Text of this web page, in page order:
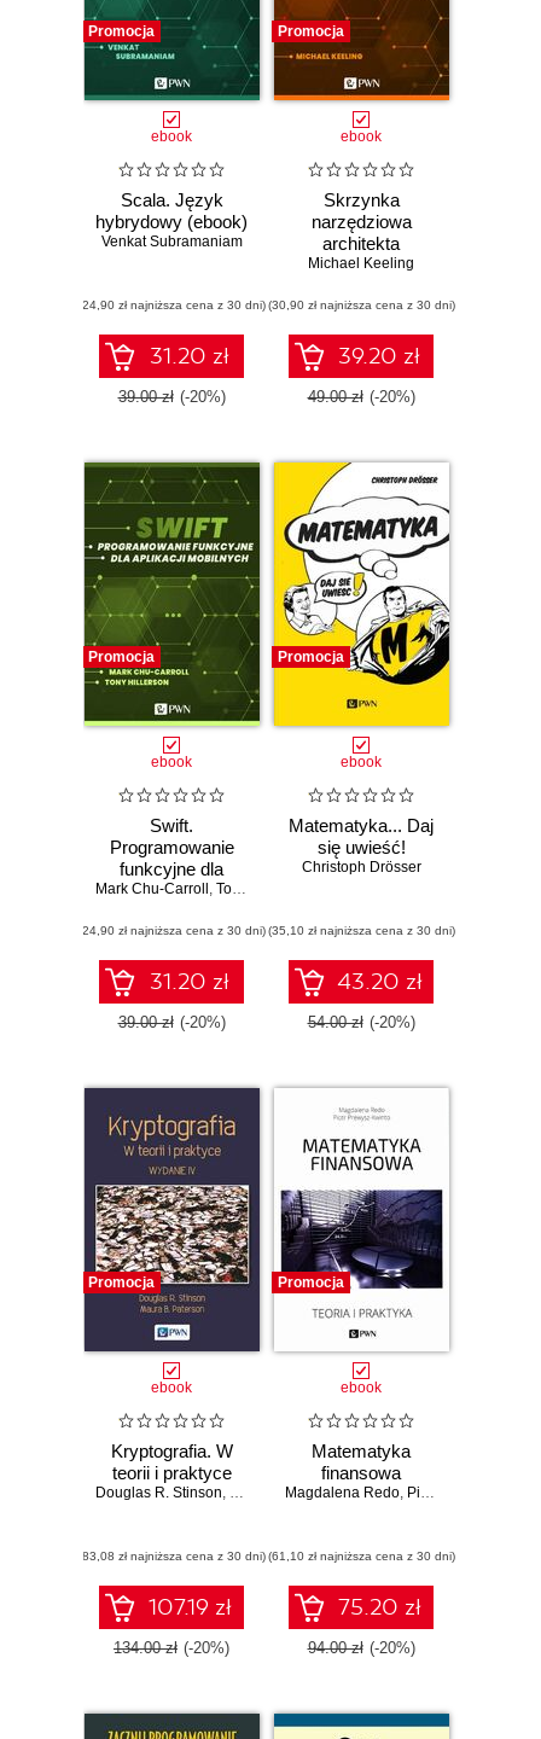
Promocja
ebook
Scala. Język
hybrydowy (ebook)
Venkat Subramaniam
(24,90 zł najniższa cena z 30 dni)
31.20 zł
39.00 zł (-20%)
Promocja
ebook
Skrzynka
narzędziowa
architekta
oprogramowania
Michael Keeling
(30,90 zł najniższa cena z 30 dni)
39.20 zł
49.00 zł (-20%)
Promocja
ebook
Swift.
Programowanie
funkcyjne dla
aplikacji mobilnych
Mark Chu-Carroll , Tony Hillerson
(24,90 zł najniższa cena z 30 dni)
31.20 zł
39.00 zł (-20%)
Promocja
ebook
Matematyka... Daj
się uwieść!
Christoph Drösser
(35,10 zł najniższa cena z 30 dni)
43.20 zł
54.00 zł (-20%)
Promocja
ebook
Kryptografia. W
teorii i praktyce
Douglas R. Stinson, Maura B. Paterson
(83,08 zł najniższa cena z 30 dni)
107.19 zł
134.00 zł (-20%)
Promocja
ebook
Matematyka
finansowa
Magdalena Redo, Piotr Prewysz-Kwinto
(61,10 zł najniższa cena z 30 dni)
75.20 zł
94.00 zł (-20%)